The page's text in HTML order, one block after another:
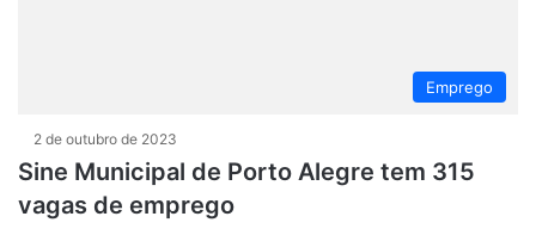
Emprego
2 de outubro de 2023
Sine Municipal de Porto Alegre tem 315
vagas de emprego